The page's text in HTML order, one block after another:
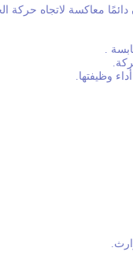
معاكسة لاتجاه حركة